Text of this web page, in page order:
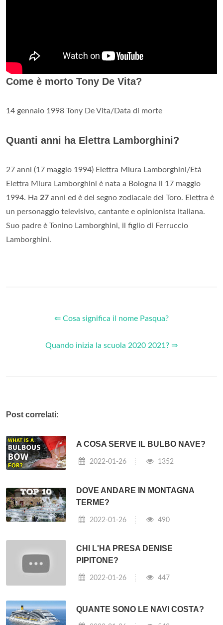
Come è morto Tony De Vita?
14 gennaio 1998 Tony De Vita/Data di morte
Quanti anni ha Elettra Lamborghini?
27 anni (17 maggio 1994) Elettra Miura Lamborghini/Età
Elettra Miura Lamborghini è nata a Bologna il 17 maggio
1994. Ha 27 anni ed è del segno zodiacale del Toro. Elettra è
un personaggio televisivo, cantante e opinionista italiana.
Suo padre è Tonino Lamborghini, il figlio di Ferruccio
Lamborghini.
⇐ Cosa significa il nome Pasqua?
Quando inizia la scuola 2020 2021? ⇒
Post correlati:
A COSA SERVE IL BULBO NAVE?
2022-01-26 1352
DOVE ANDARE IN MONTAGNA
TERME?
2022-01-26 490
CHI L'HA PRESA DENISE
PIPITONE?
2022-01-26 447
QUANTE SONO LE NAVI COSTA?